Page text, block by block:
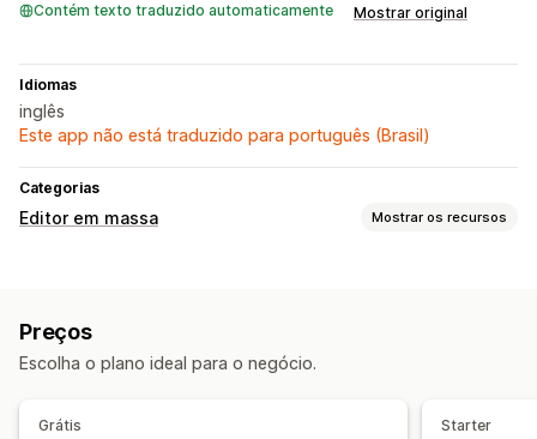
Contém texto traduzido automaticamente Mostrar original
Idiomas
inglês
Este app não está traduzido para português (Brasil)
Categorias
Editor em massa Mostrar os recursos
Ações
Preços
Escolha o plano ideal para o negócio.
Grátis Starter